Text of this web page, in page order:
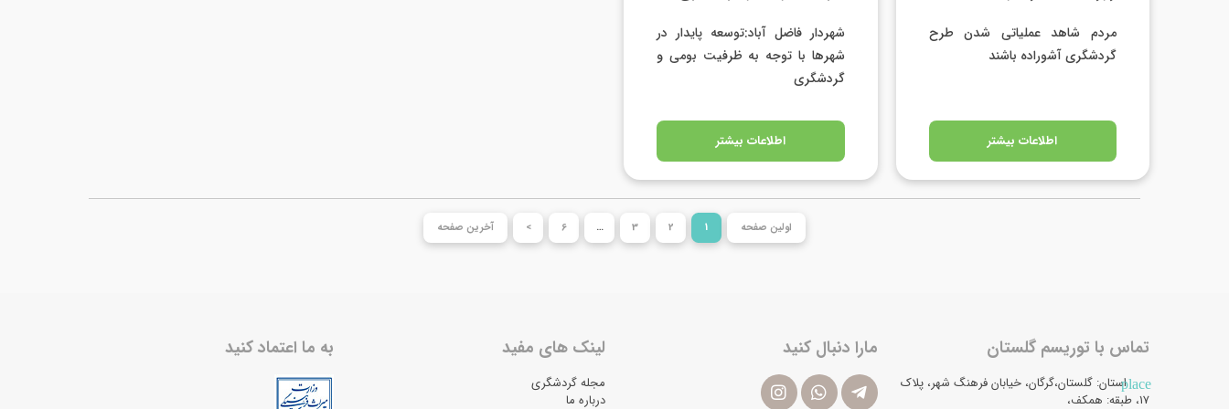
مردم شاهد عملیاتی شدن طرح
گردشگری آشوراده باشند
اطلاعات بیشتر
شهردار فاضل آباد:توسعه پایدار در
شهرها با توجه به ظرفیت بومی و
گردشگری
اطلاعات بیشتر
اولین صفحه 1
2
3
…
6
> آخرین صفحه
تماس با توریسم گلستان
placeاستان: گلستان،گرگان، خیابان فرهنگ شهر، پلاک
17، طبقه: همکف،
مارا دنبال کنید لینک های مفید
مجله گردشگری
درباره ما
به ما اعتماد کنید